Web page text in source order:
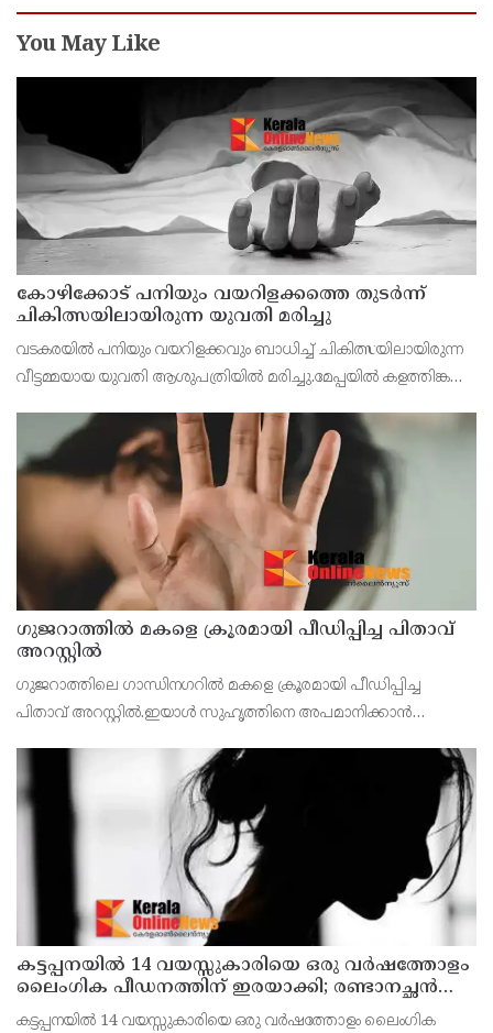
ദുരിതത്തിലാക്കണോ?
You May Like
കോഴിക്കോട് പനിയും വയറിളക്കത്തെ തുടര്‍ന്ന്
ചികിത്സയിലായിരുന്ന യുവതി മരിച്ചു
വടകരയില്‍ പനിയും വയറിളക്കവും ബാധിച്ച്‌ ചികിത്സയിലായിരുന്ന
വീട്ടമ്മയായ യുവതി ആശുപത്രിയില്‍ മരിച്ചു.മേപ്പയില്‍ കളത്തിങ്കല്‍
ജില്ലാ ആശുപത്രിയില
ഗുജറാത്തില്‍ മകളെ ക്രൂരമായി പീഡിപ്പിച്ച പിതാവ്
അറസ്റ്റില്‍
ഗുജറാത്തിലെ ഗാന്ധിനഗറില്‍ മകളെ ക്രൂരമായി പീഡിപ്പിച്ച
പിതാവ് അറസ്റ്റില്‍.ഇയാള്‍ സുഹൃത്തിനെ അപമാനിക്കാൻ
കട്ടപ്പനയില്‍ 14 വയസ്സുകാരിയെ ഒരു വര്‍ഷത്തോളം
ലൈംഗിക പീഡനത്തിന് ഇരയാക്കി; രണ്ടാനച്ഛൻ
പിടിയില്‍
കട്ടപ്പനയില്‍ 14 വയസ്സുകാരിയെ ഒരു വർഷത്തോളം ലൈംഗിക